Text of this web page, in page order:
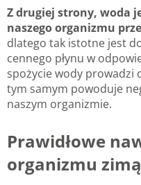
Z drugiej strony, woda
naszego organizmu
dlatego tak istotne jest
cennego płynu w
spożycie wody prowadzi
tym samym powoduje
naszym organizmie.
Prawidłowe
organizmu